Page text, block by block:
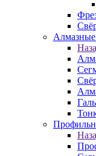
Алмазные